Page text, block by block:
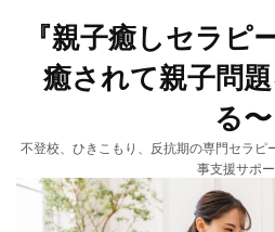
『親子癒しセラ
癒されて親子問
る〜
不登校、ひきこもり、反抗期の専門セラピ
事支援サポ